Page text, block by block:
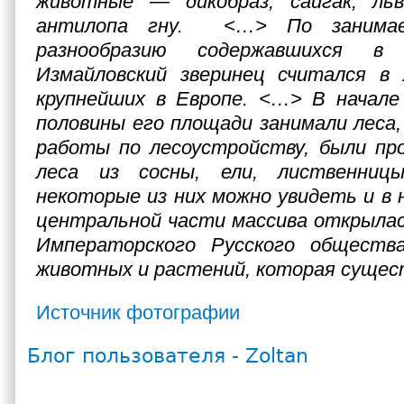
антилопа гну. <…> По
разнообразию содержавшихся
Измайловский зверинец считался
крупнейших в Европе. <…> В
половины его площади занимали
работы по лесоустройству, были
леса из сосны, ели,
некоторые из них можно увидеть и в
центральной части массива
Императорского Русского
животных и растений, которая
Источник фотографии
Блог пользователя - Zoltan